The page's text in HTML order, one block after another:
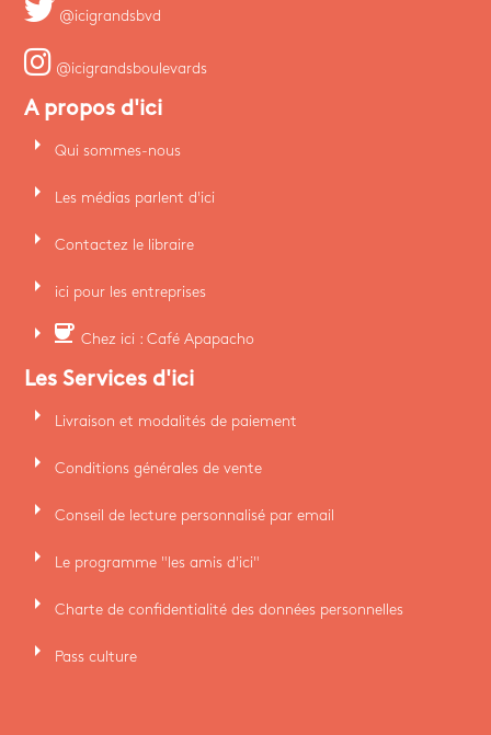
@icigrandsbvd
@icigrandsboulevards
A propos d'ici
arrow_right Qui sommes-nous
arrow_right Les médias parlent d'ici
arrow_right Contactez le libraire
arrow_right ici pour les entreprises
arrow_right coffee Chez ici : Café Apapacho
Les Services d'ici
arrow_right Livraison et modalités de paiement
arrow_right Conditions générales de vente
arrow_right Conseil de lecture personnalisé par email
arrow_right Le programme "les amis d'ici"
arrow_right Charte de confidentialité des données personnelles
arrow_right Pass culture